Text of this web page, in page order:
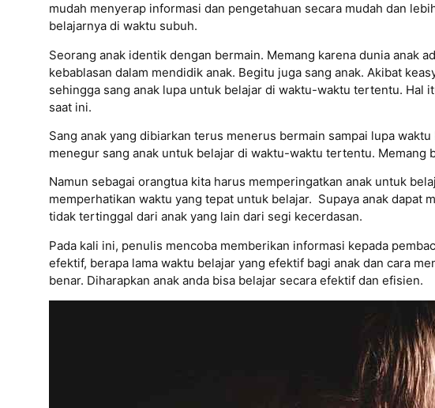
mudah menyerap informasi dan pengetahuan secara mudah dan
belajarnya di waktu subuh.
Seorang anak identik dengan bermain. Memang karena dunia anak
kebablasan dalam mendidik anak. Begitu juga sang anak. Akibat
sehingga sang anak lupa untuk belajar di waktu-waktu tertentu. Hal
saat ini.
Sang anak yang dibiarkan terus menerus bermain sampai lupa
menegur sang anak untuk belajar di waktu-waktu tertentu. Memang
Namun sebagai orangtua kita harus memperingatkan anak untuk
memperhatikan waktu yang tepat untuk belajar. Supaya anak dapat
tidak tertinggal dari anak yang lain dari segi kecerdasan.
Pada kali ini, penulis mencoba memberikan informasi kepada
efektif, berapa lama waktu belajar yang efektif bagi anak dan cara
benar. Diharapkan anak anda bisa belajar secara efektif dan efisien.